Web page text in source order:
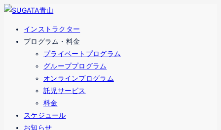
コ
ナ
インストラクター
プログラム・料金
プライベートプログラム
グループプログラム
オンラインプログラム
託児サービス
料金
スケジュール
お知らせ